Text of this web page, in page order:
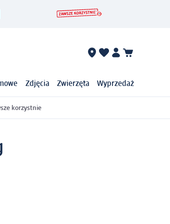
Zdjęcia Zwierzęta Wyprzedaż
korzystnie